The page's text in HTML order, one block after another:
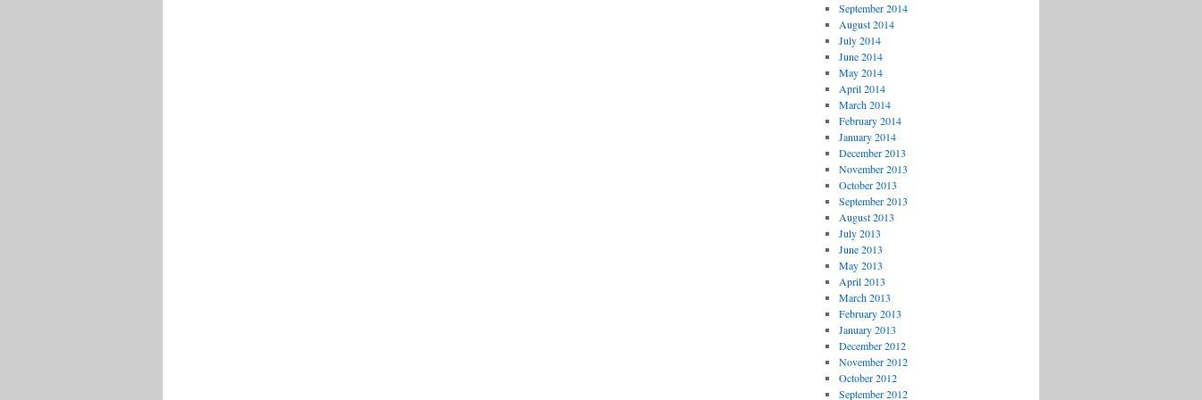
September 2014
August 2014
July 2014
June 2014
May 2014
April 2014
March 2014
February 2014
January 2014
December 2013
November 2013
October 2013
September 2013
August 2013
July 2013
June 2013
May 2013
April 2013
March 2013
February 2013
January 2013
December 2012
November 2012
October 2012
September 2012